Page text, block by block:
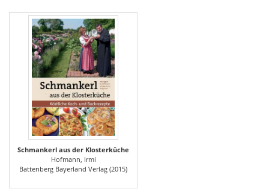
Schmankerl aus der Klosterküche
Hofmann, Irmi
Battenberg Bayerland Verlag (2015)